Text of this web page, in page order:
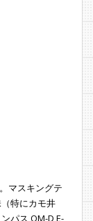
マスキングテ
特にカモ井
パス OM-D E-